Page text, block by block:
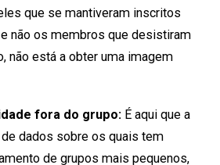
que se mantiveram inscritos
não os membros que desistiram
não está a obter uma imagem
fora do grupo: É aqui que a
dados sobre os quais tem
de grupos mais pequenos,